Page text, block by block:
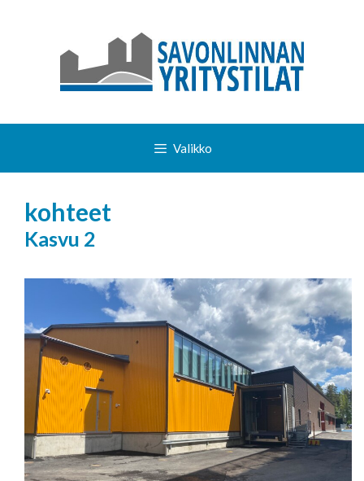
Valikko
kohteet
Kasvu 2